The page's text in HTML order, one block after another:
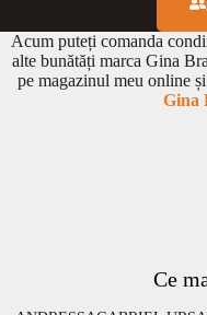
Acum puteți comanda
alte bunătăți marca Gina
pe magazinul meu online
Gina
Ce